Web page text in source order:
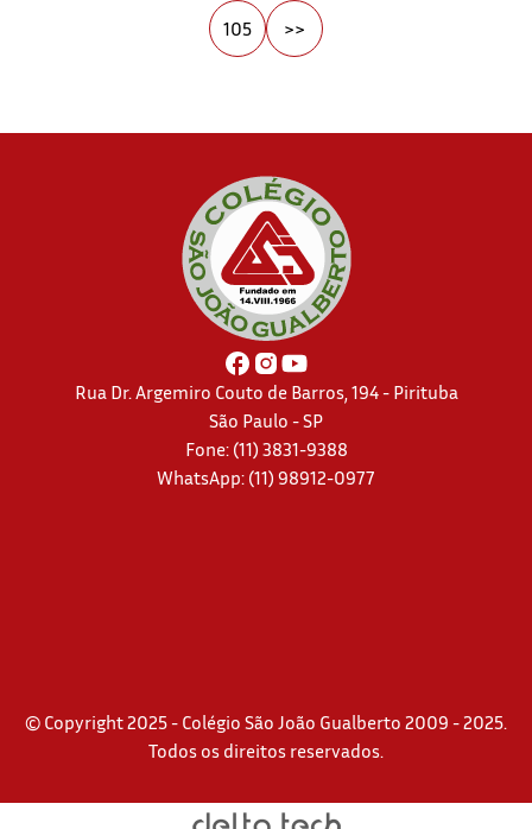
105 >>
Rua Dr. Argemiro Couto de Barros, 194 - Pirituba
São Paulo - SP
Fone: (11) 3831-9388
WhatsApp: (11) 98912-0977
© Copyright 2025 - Colégio São João Gualberto 2009 - 2025.
Todos os direitos reservados.